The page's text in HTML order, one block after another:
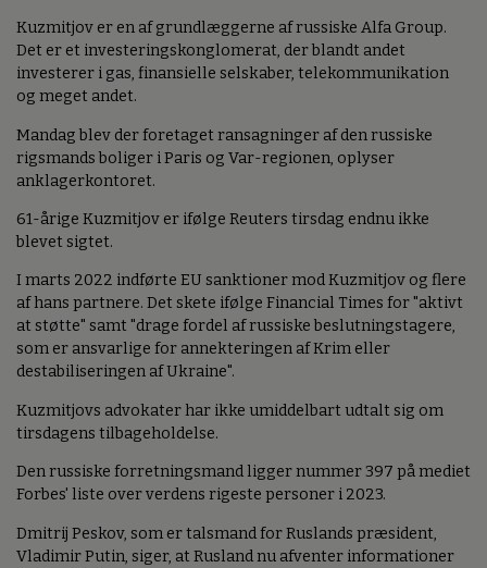
Kuzmitjov er en af grundlæggerne af russiske Alfa Group.
Det er et investeringskonglomerat, der blandt andet
investerer i gas, finansielle selskaber, telekommunikation
og meget andet.
Mandag blev der foretaget ransagninger af den russiske
rigsmands boliger i Paris og Var-regionen, oplyser
anklagerkontoret.
61-årige Kuzmitjov er ifølge Reuters tirsdag endnu ikke
blevet sigtet.
I marts 2022 indførte EU sanktioner mod Kuzmitjov og flere
af hans partnere. Det skete ifølge Financial Times for "aktivt
at støtte" samt "drage fordel af russiske beslutningstagere,
som er ansvarlige for annekteringen af Krim eller
destabiliseringen af Ukraine".
Kuzmitjovs advokater har ikke umiddelbart udtalt sig om
tirsdagens tilbageholdelse.
Den russiske forretningsmand ligger nummer 397 på mediet
Forbes' liste over verdens rigeste personer i 2023.
Dmitrij Peskov, som er talsmand for Ruslands præsident,
Vladimir Putin, siger, at Rusland nu afventer informationer